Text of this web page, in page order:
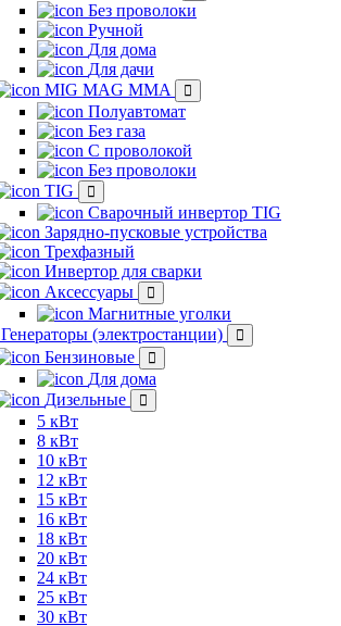
Без проволоки
Ручной
Для дома
Для дачи
MIG MAG MMA
Полуавтомат
Без газа
С проволокой
Без проволоки
TIG
Сварочный инвертор TIG
Зарядно-пусковые устройства
Трехфазный
Инвертор для сварки
Аксессуары
Магнитные уголки
Генераторы (электростанции)
Бензиновые
Для дома
Дизельные
5 кВт
8 кВт
10 кВт
12 кВт
15 кВт
16 кВт
18 кВт
20 кВт
24 кВт
25 кВт
30 кВт